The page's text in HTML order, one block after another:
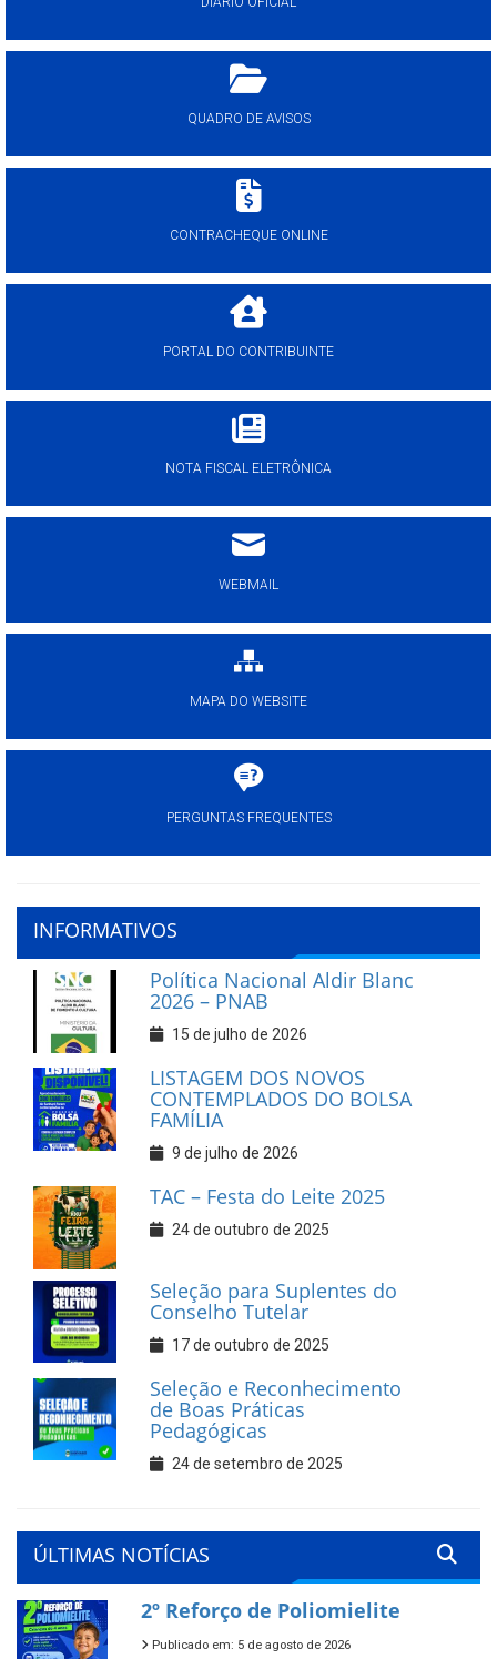
QUADRO DE AVISOS
CONTRACHEQUE ONLINE
PORTAL DO CONTRIBUINTE
NOTA FISCAL ELETRÔNICA
WEBMAIL
MAPA DO WEBSITE
PERGUNTAS FREQUENTES
INFORMATIVOS
Política Nacional Aldir Blanc
2026 – PNAB
15 de julho de 2026
LISTAGEM DOS NOVOS
CONTEMPLADOS DO BOLSA
FAMÍLIA
9 de julho de 2026
TAC – Festa do Leite 2025
24 de outubro de 2025
Seleção para Suplentes do
Conselho Tutelar
17 de outubro de 2025
Seleção e Reconhecimento
de Boas Práticas
Pedagógicas
24 de setembro de 2025
ÚLTIMAS NOTÍCIAS
2º Reforço de Poliomielite
Publicado em: 5 de agosto de 2026